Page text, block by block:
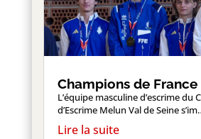
Champions de France
L’équipe masculine d’escrime du
d’Escrime Melun Val de Seine